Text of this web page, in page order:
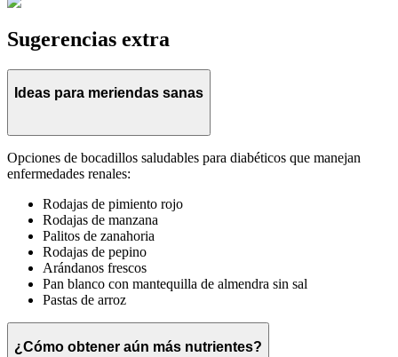
Sugerencias extra
Ideas para meriendas sanas
Opciones de bocadillos saludables para diabéticos que manejan
enfermedades renales:
Rodajas de pimiento rojo
Rodajas de manzana
Palitos de zanahoria
Rodajas de pepino
Arándanos frescos
Pan blanco con mantequilla de almendra sin sal
Pastas de arroz
¿Cómo obtener aún más nutrientes?